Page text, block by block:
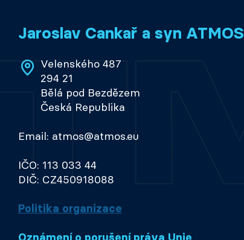
Jaroslav Cankař a syn ATMOS
Velenského 487
294 21
Bělá pod Bezdězem
Česká Republika
Email: atmos@atmos.eu
IČO: 113 033 44
DIČ: CZ450918088
Politika organizace